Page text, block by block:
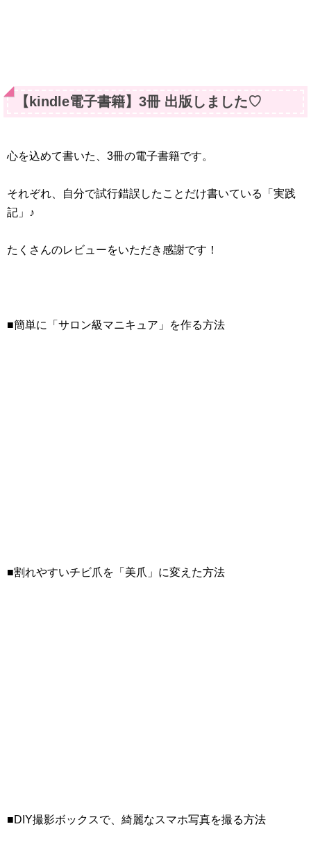
【kindle電子書籍】3冊 出版しました♡
心を込めて書いた、3冊の電子書籍です。
それぞれ、自分で試行錯誤したことだけ書いている「実践
記」♪
たくさんのレビューをいただき感謝です！
■簡単に「サロン級マニキュア」を作る方法
■割れやすいチビ爪を「美爪」に変えた方法
■DIY撮影ボックスで、綺麗なスマホ写真を撮る方法